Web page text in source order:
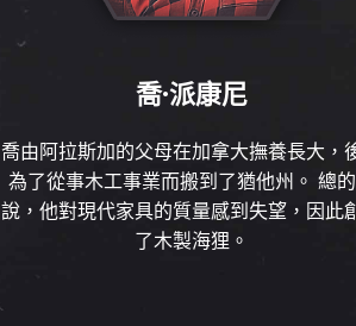
喬·派康尼
喬由阿拉斯加的父母在加拿大撫養長大，
為了從事木工事業而搬到了猶他州。 總
說，他對現代家具的質量感到失望，因此
了木製海狸。